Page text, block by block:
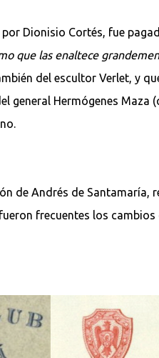
Dionisio Cortés, fue
que las enaltece
del escultor Verlet, y
general Hermógenes Maza
de Andrés de
frecuentes los